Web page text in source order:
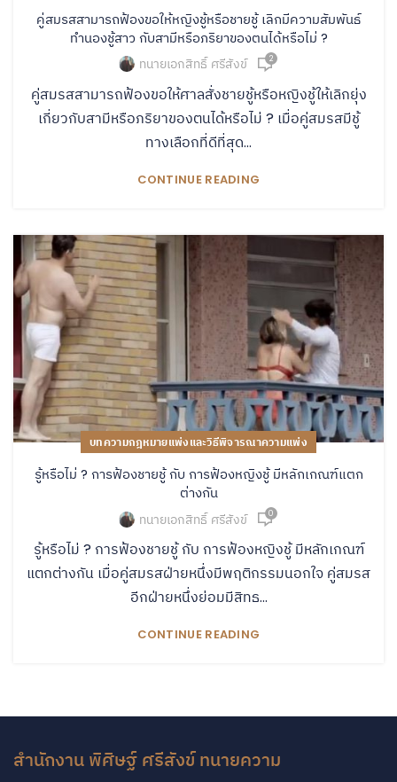
คู่สมรสสามารถฟ้องขอให้หญิงชู้หรือชายชู้ เลิกมีความสัมพันธ์
ทำนองชู้สาว กับสามีหรือภริยาของตนได้หรือไม่ ?
ทนายเอกสิทธิ์ ศรีสังข์ 2
คู่สมรสสามารถฟ้องขอให้ศาลสั่งชายชู้หรือหญิงชู้ให้เลิกยุ่ง
เกี่ยวกับสามีหรือภริยาของตนได้หรือไม่ ? เมื่อคู่สมรสมีชู้
ทางเลือกที่ดีที่สุด...
CONTINUE READING
บทความกฎหมายแพ่งและวิธีพิจารณาความแพ่ง
รู้หรือไม่ ? การฟ้องชายชู้ กับ การฟ้องหญิงชู้ มีหลักเกณฑ์แตก
ต่างกัน
ทนายเอกสิทธิ์ ศรีสังข์ 0
รู้หรือไม่ ? การฟ้องชายชู้ กับ การฟ้องหญิงชู้ มีหลักเกณฑ์
แตกต่างกัน เมื่อคู่สมรสฝ่ายหนึ่งมีพฤติกรรมนอกใจ คู่สมรส
อีกฝ่ายหนึ่งย่อมมีสิทธ...
CONTINUE READING
สำนักงาน พิศิษฐ์ ศรีสังข์ ทนายความ